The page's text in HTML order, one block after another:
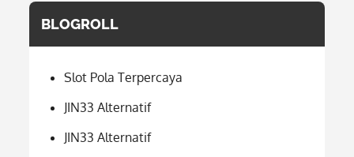
BLOGROLL
Slot Pola Terpercaya
JIN33 Alternatif
JIN33 Alternatif